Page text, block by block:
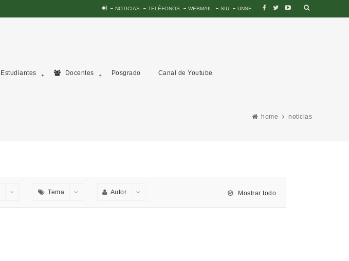
NOTICIAS TELÉFONOS WEBMAIL SIU UNSE
Estudiantes Docentes Posgrado Canal de Youtube
home noticias
Tema Autor Mostrar todo